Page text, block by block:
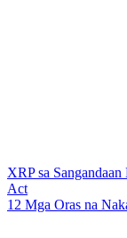
XRP sa
Act
12 Mga Oras na